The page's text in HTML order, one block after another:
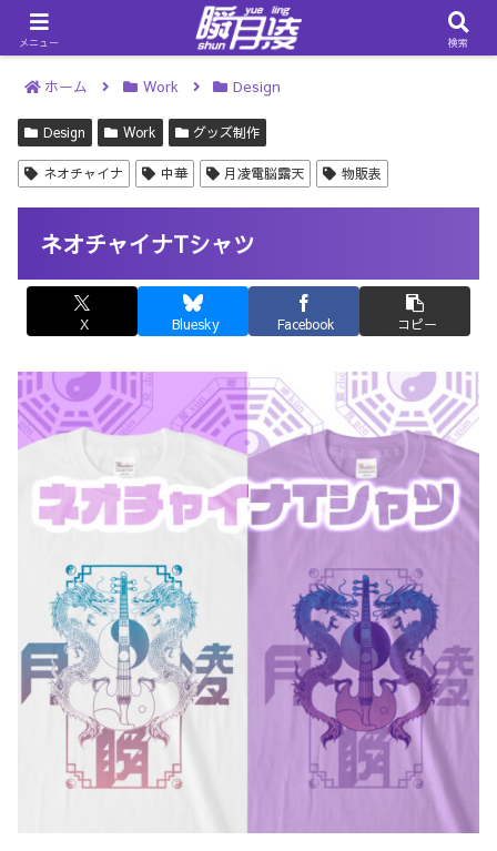
ホーム Work Design
Design Work グッズ制作
ネオチャイナ 中華 月凌電脳露天 物販表
ネオチャイナTシャツ
X Bluesky Facebook コピー
メニュー 検索